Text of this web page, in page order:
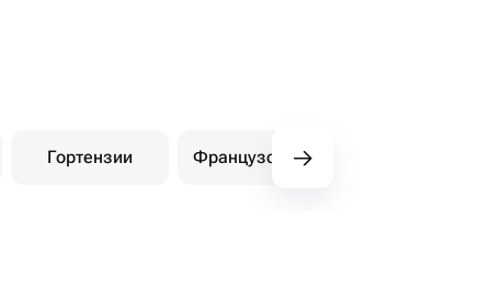
Гортензии Французские розы